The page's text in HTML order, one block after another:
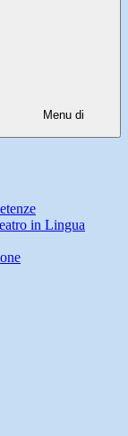
Menu di
in Lingua